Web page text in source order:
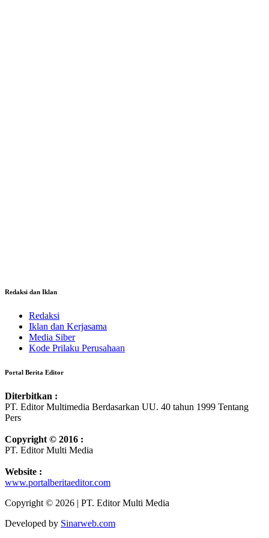
Redaksi dan Iklan
Redaksi
Iklan dan Kerjasama
Media Siber
Kode Prilaku Perusahaan
Portal Berita Editor
Diterbitkan :
PT. Editor Multimedia Berdasarkan UU. 40 tahun 1999 Tentang
Pers
Copyright © 2016 :
PT. Editor Multi Media
Website :
www.portalberitaeditor.com
Copyright © 2026 | PT. Editor Multi Media
Developed by Sinarweb.com